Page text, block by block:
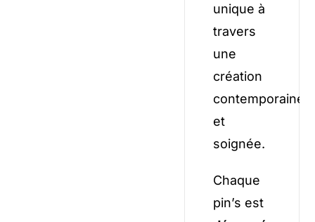
unique à
travers
une
création
contemporaine
et
soignée.
Chaque
pin’s est